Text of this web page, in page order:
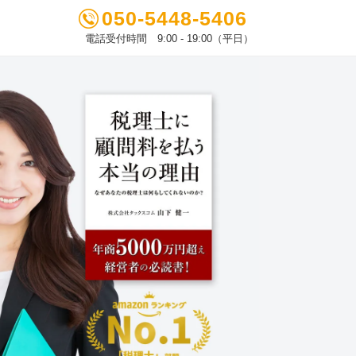
050-5448-5406
電話受付時間 9:00 - 19:00（平日）